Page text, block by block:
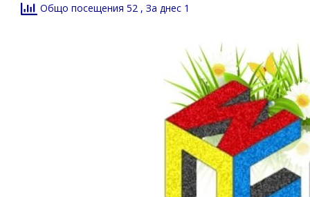
Общо посещения 52 , За днес 1